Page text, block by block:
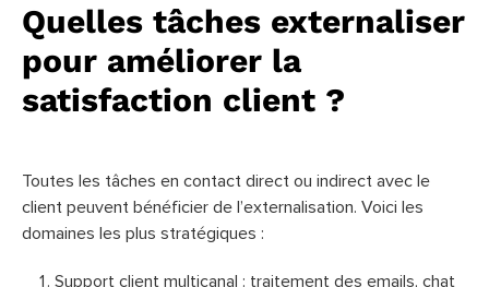
Quelles tâches externaliser
pour améliorer la
satisfaction client ?
Toutes les tâches en contact direct ou indirect avec le
client peuvent bénéficier de l’externalisation. Voici les
domaines les plus stratégiques :
Support client multicanal : traitement des emails, chat